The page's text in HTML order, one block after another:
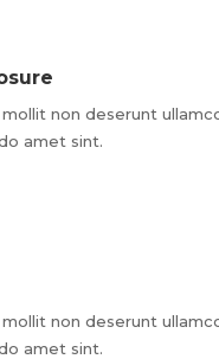
non deserunt
amet sint.
non deserunt
amet sint.